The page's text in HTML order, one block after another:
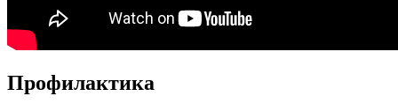
Профилактика